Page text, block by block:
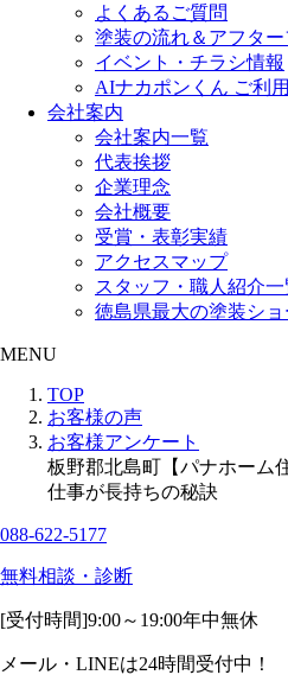
よくあるご質問
塗装の流れ＆アフタ
イベント・チラシ情報
AIナカポンくん ご利
会社案内
会社案内一覧
代表挨拶
企業理念
会社概要
受賞・表彰実績
アクセスマップ
スタッフ・職人紹介一
徳島県最大の塗装ショ
MENU
TOP
お客様の声
お客様アンケート
板野郡北島町【パナホーム
仕事が長持ちの秘訣
088-622-5177
無料相談・診断
[受付時間]9:00～19:00年中無休
メール・LINEは24時間受付中！